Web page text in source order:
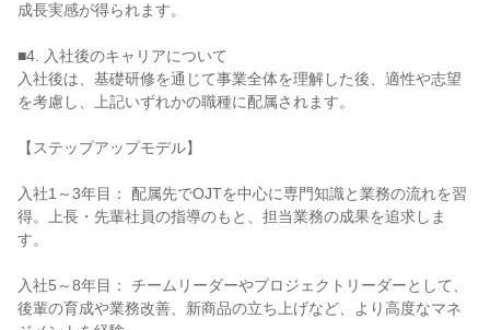
成長実感が得られます。
■4. 入社後のキャリアについて
入社後は、基礎研修を通じて事業全体を理解した後、適性や志望
を考慮し、上記いずれかの職種に配属されます。
【ステップアップモデル】
入社1～3年目： 配属先でOJTを中心に専門知識と業務の流れを習
得。上長・先輩社員の指導のもと、担当業務の成果を追求しま
す。
入社5～8年目： チームリーダーやプロジェクトリーダーとして、
後輩の育成や業務改善、新商品の立ち上げなど、より高度なマネ